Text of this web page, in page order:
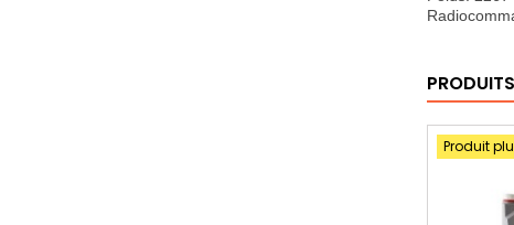
Produit